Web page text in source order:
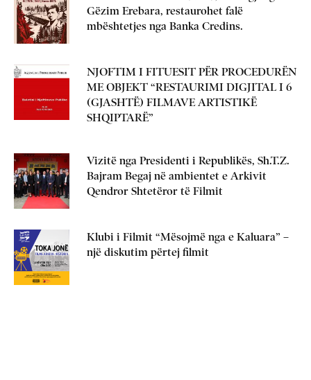
Gëzim Erebara, restaurohet falë
mbështetjes nga Banka Credins.
NJOFTIM I FITUESIT PËR PROCEDURËN
ME OBJEKT “RESTAURIMI DIGJITAL I 6
(GJASHTË) FILMAVE ARTISTIKË
SHQIPTARË”
Vizitë nga Presidenti i Republikës, Sh.T.Z.
Bajram Begaj në ambientet e Arkivit
Qendror Shtetëror të Filmit
Klubi i Filmit “Mësojmë nga e Kaluara” –
një diskutim përtej filmit